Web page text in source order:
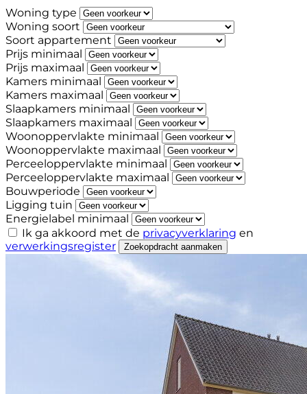
Woning type
Woning soort
Soort appartement
Prijs minimaal
Prijs maximaal
Kamers minimaal
Kamers maximaal
Slaapkamers minimaal
Slaapkamers maximaal
Woonoppervlakte minimaal
Woonoppervlakte maximaal
Perceeloppervlakte minimaal
Perceeloppervlakte maximaal
Bouwperiode
Ligging tuin
Energielabel minimaal
Ik ga akkoord met de privacyverklaring en
verwerkingsregister
Zoekopdracht aanmaken